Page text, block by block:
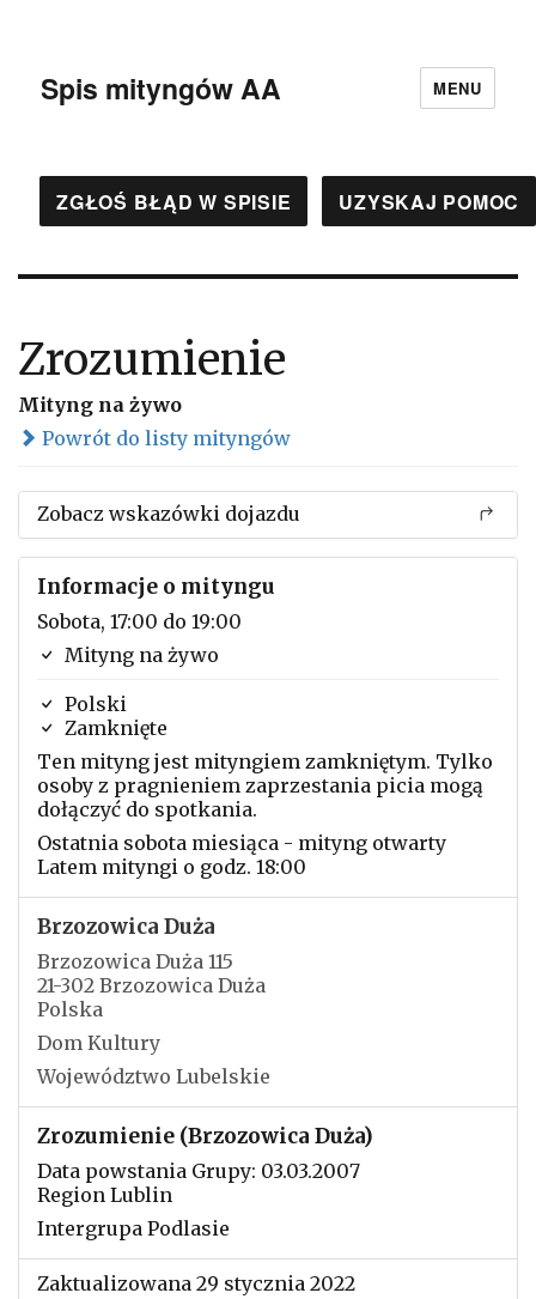
Spis mityngów AA MENU
ZGŁOŚ BŁĄD W SPISIE UZYSKAJ POMOC
Zrozumienie
Mityng na żywo
Powrót do listy mityngów
Zobacz wskazówki dojazdu
Informacje o mityngu
Sobota, 17:00 do 19:00
Mityng na żywo
Polski
Zamknięte
Ten mityng jest mityngiem zamkniętym. Tylko
osoby z pragnieniem zaprzestania picia mogą
dołączyć do spotkania.
Ostatnia sobota miesiąca - mityng otwarty
Latem mityngi o godz. 18:00
Brzozowica Duża
Brzozowica Duża 115
21-302 Brzozowica Duża
Polska
Dom Kultury
Województwo Lubelskie
Zrozumienie (Brzozowica Duża)
Data powstania Grupy: 03.03.2007
Region Lublin
Intergrupa Podlasie
Zaktualizowana 29 stycznia 2022